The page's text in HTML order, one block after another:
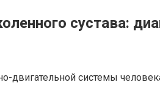
сустава:
двигательной системы